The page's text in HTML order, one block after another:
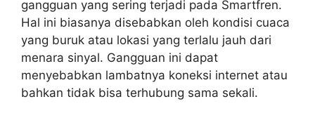
gangguan yang sering terjadi pada Smartfren.
Hal ini biasanya disebabkan oleh kondisi cuaca
yang buruk atau lokasi yang terlalu jauh dari
menara sinyal. Gangguan ini dapat
menyebabkan lambatnya koneksi internet atau
bahkan tidak bisa terhubung sama sekali.